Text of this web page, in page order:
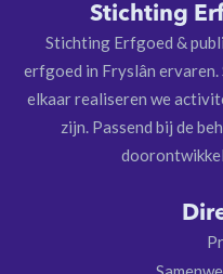
Stichting
Stichting Erfgoed &
erfgoed in Fryslân
elkaar realiseren we
zijn. Passend bij de